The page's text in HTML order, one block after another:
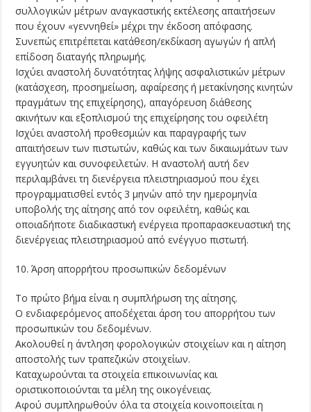
συλλογικών μέτρων αναγκαστικής εκτέλεσης απαιτήσεων
που έχουν «γεννηθεί» μέχρι την έκδοση απόφασης.
Συνεπώς επιτρέπεται κατάθεση/εκδίκαση αγωγών ή απλή
επίδοση διαταγής πληρωμής.
Ισχύει αναστολή δυνατότητας λήψης ασφαλιστικών μέτρων
(κατάσχεση, προσημείωση, αφαίρεσης ή μετακίνησης κινητών
πραγμάτων της επιχείρησης), απαγόρευση διάθεσης
ακινήτων και εξοπλισμού της επιχείρησης του οφειλέτη
Ισχύει αναστολή προθεσμιών και παραγραφής των
απαιτήσεων των πιστωτών, καθώς και των δικαιωμάτων των
εγγυητών και συνοφειλετών. Η αναστολή αυτή δεν
περιλαμβάνει τη διενέργεια πλειστηριασμού που έχει
προγραμματισθεί εντός 3 μηνών από την ημερομηνία
υποβολής της αίτησης από τον οφειλέτη, καθώς και
οποιαδήποτε διαδικαστική ενέργεια προπαρασκευαστική της
διενέργειας πλειστηριασμού από ενέγγυο πιστωτή.
10. Άρση απορρήτου προσωπικών δεδομένων
Το πρώτο βήμα είναι η συμπλήρωση της αίτησης.
Ο ενδιαφερόμενος αποδέχεται άρση του απορρήτου των
προσωπικών του δεδομένων.
Ακολουθεί η άντληση φορολογικών στοιχείων και η αίτηση
αποστολής των τραπεζικών στοιχείων.
Καταχωρούνται τα στοιχεία επικοινωνίας και
οριστικοποιούνται τα μέλη της οικογένειας.
Αφού συμπληρωθούν όλα τα στοιχεία κοινοποιείται η